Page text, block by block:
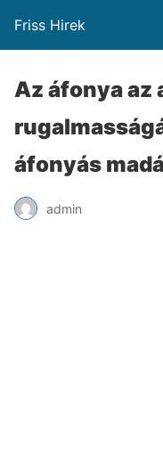
Friss Hirek
Az áfonya az
áfonyás
admin